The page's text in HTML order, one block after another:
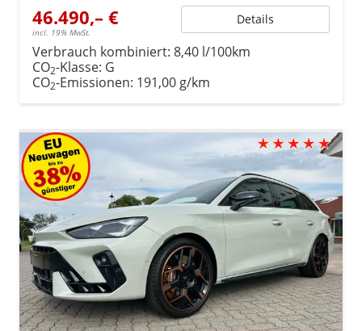
46.490,– €
incl. 19% MwSt.
Details
Verbrauch kombiniert: 8,40 l/100km
CO2-Klasse: G
CO2-Emissionen: 191,00 g/km